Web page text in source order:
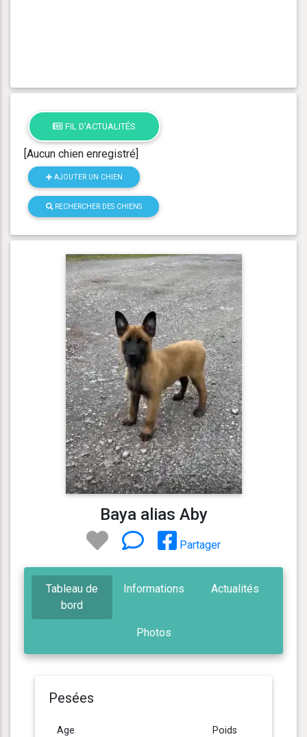
FIL D'ACTUALITÉS
[Aucun chien enregistré]
AJOUTER UN CHIEN
RECHERCHER DES CHIENS
Baya alias Aby
Partager
Tableau de
bord
Informations Actualités
Photos
Pesées
Age Poids